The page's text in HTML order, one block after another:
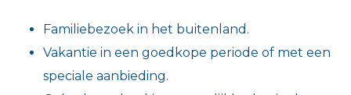
Familiebezoek in het buitenland.
Vakantie in een goedkope periode of met een
speciale aanbieding.